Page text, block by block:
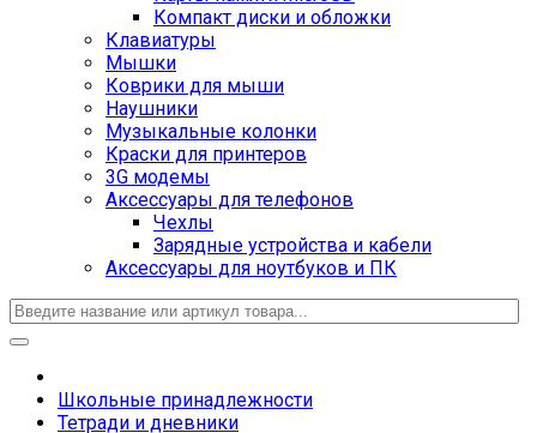
Компакт диски и обложки
Клавиатуры
Мышки
Коврики для мыши
Наушники
Музыкальные колонки
Краски для принтеров
3G модемы
Аксессуары для телефонов
Чехлы
Зарядные устройства и кабели
Аксессуары для ноутбуков и ПК
Школьные принадлежности
Тетради и дневники